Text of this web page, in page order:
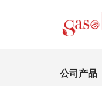
公司产品